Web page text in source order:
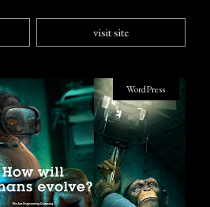
visit site
WordPress